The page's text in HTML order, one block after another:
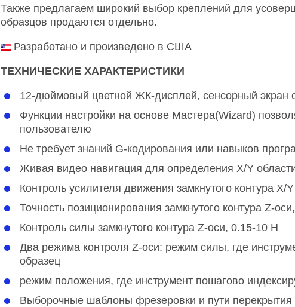
Также предлагаем широкий выбор креплений для
образцов продаются отдельно.
Разработано и произведено в США
ТЕХНИЧЕСКИЕ ХАРАКТЕРИСТИКИ
12-дюймовый цветной ЖК-дисплей, сенсорный экран
Функции настройки на основе Мастера(Wizard)
пользователю
Не требует знаний G-кодирования или навыков
Живая видео навигация для определения X/Y
Контроль усилителя движения замкнутого контура X/
Точность позиционирования замкнутого контура Z-
Контроль силы замкнутого контура Z-оси, 0.15-10 Н
Два режима контроля Z-оси: режим силы, где
образец
режим положения, где инструмент пошагово
Выборочные шаблоны фрезеровки и пути перекрытия